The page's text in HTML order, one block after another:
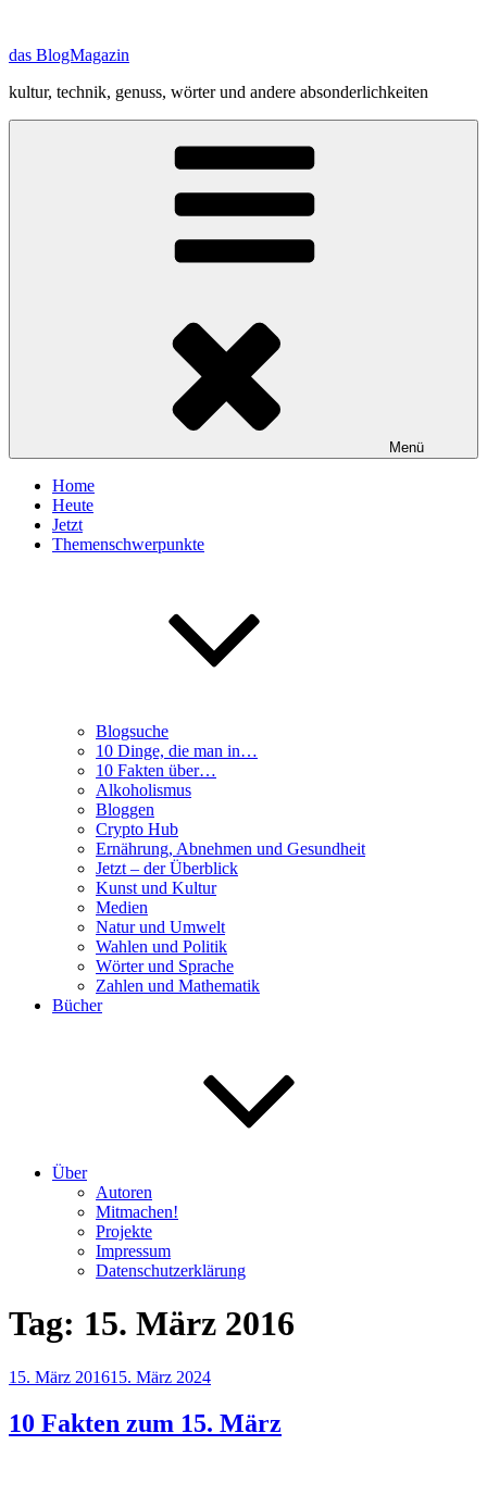
springen
das BlogMagazin
kultur, technik, genuss, wörter und andere absonderlichkeiten
Menü
Home
Heute
Jetzt
Themenschwerpunkte
Blogsuche
10 Dinge, die man in…
10 Fakten über…
Alkoholismus
Bloggen
Crypto Hub
Ernährung, Abnehmen und Gesundheit
Jetzt – der Überblick
Kunst und Kultur
Medien
Natur und Umwelt
Wahlen und Politik
Wörter und Sprache
Zahlen und Mathematik
Bücher
Über
Autoren
Mitmachen!
Projekte
Impressum
Datenschutzerklärung
Tag: 15. März 2016
Veröffentlicht
15. März 201615. März 2024
10 Fakten zum 15. März